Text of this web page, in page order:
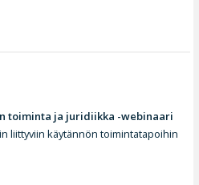
toiminta ja juridiikka -webinaari
liittyviin käytännön toimintatapoihin